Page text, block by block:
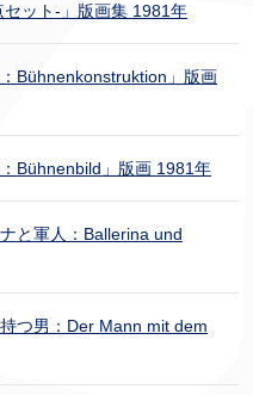
ット-」版画集 1981年
Bühnenkonstruktion」版画
Bühnenbild」版画 1981年
と軍人：Ballerina und
つ男：Der Mann mit dem